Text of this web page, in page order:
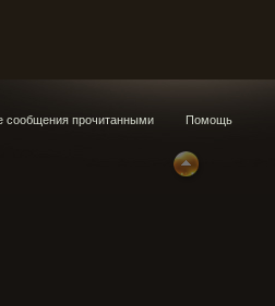
сообщения прочитанными Помощь